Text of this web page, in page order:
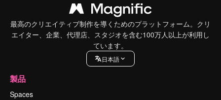
最高のクリエイティブ制作を導くためのプラットフォーム。クリ
エイター、企業、代理店、スタジオを含む100万人以上が利用し
ています。
日本語
製品
Spaces